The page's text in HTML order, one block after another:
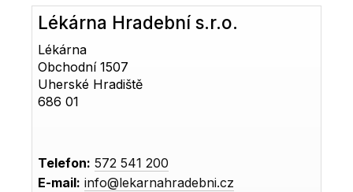
Lékárna Hradební s.r.o.
Lékárna
Obchodní 1507
Uherské Hradiště
686 01
Telefon: 572 541 200
E-mail: info@lekarnahradebni.cz